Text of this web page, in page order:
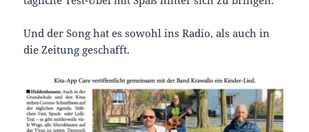
Und der Song hat es sowohl ins Radio, als auch in
die Zeitung geschafft.